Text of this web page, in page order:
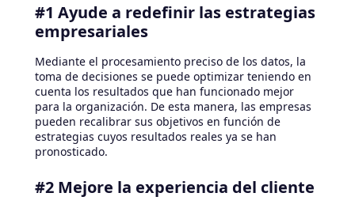
#1 Ayude a redefinir las estrategias
empresariales
Mediante el procesamiento preciso de los datos, la
toma de decisiones se puede optimizar teniendo en
cuenta los resultados que han funcionado mejor
para la organización. De esta manera, las empresas
pueden recalibrar sus objetivos en función de
estrategias cuyos resultados reales ya se han
pronosticado.
#2 Mejore la experiencia del cliente